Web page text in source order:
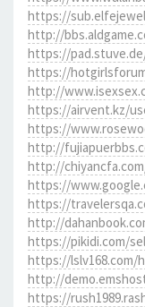
https://
http://
https://
https://
http://
https://airvent.kz/
https://
http://
http://
https://
https://
http://
https://pikidi.com/
https://lslv168.com/
http://
https://